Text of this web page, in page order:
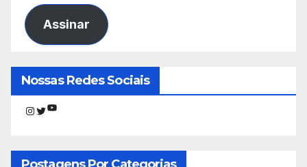
Assinar
Nossas Redes Sociais
Instagram
Twitter
Youtube